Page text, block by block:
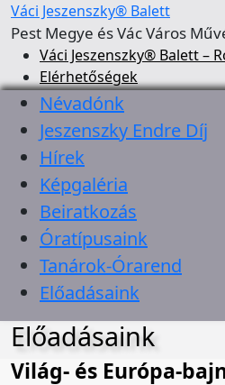
Váci Jeszenszky® Balett
Pest Megye és Vác Város
Váci Jeszenszky® Balett –
Elérhetőségek
Névadónk
Jeszenszky Endre Díj
Hírek
Képgaléria
Beiratkozás
Óratípusaink
Tanárok-Órarend
Előadásaink
Előadásaink
Világ- és Európa-